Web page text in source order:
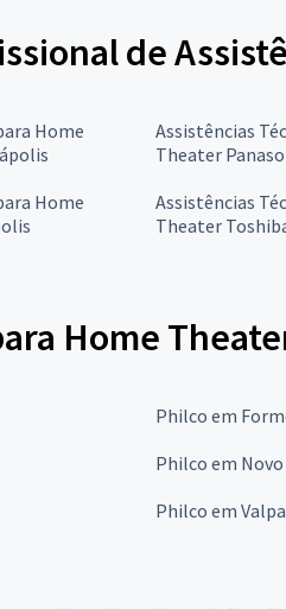
de
Home
Assistências
Theater
Home
Assistências
Theater
Home
Philco em
Philco em Novo
Philco em